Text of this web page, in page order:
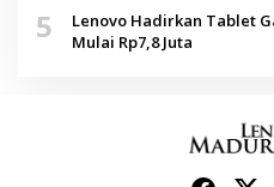
5
Lenovo Hadirkan Tablet
Mulai Rp7,8 Juta